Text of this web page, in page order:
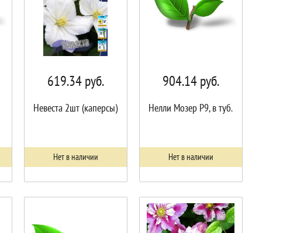
619.34руб.
Невеста 2шт (каперсы)
Нет в наличии
904.14руб.
Нелли Мозер P9, в туб.
Нет в наличии